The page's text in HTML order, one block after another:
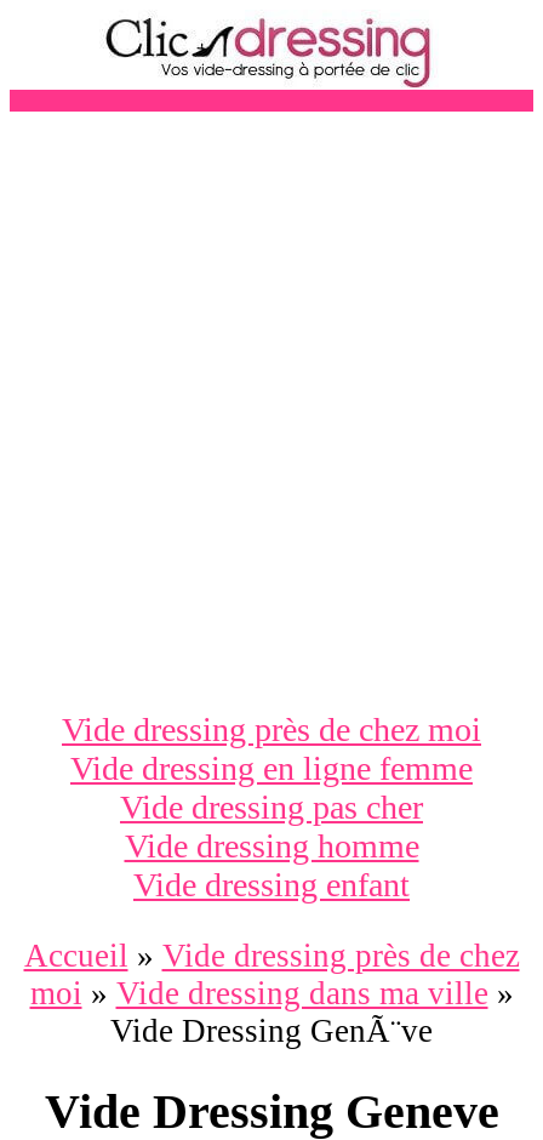
Vide dressing près de chez moi
Vide dressing en ligne femme
Vide dressing pas cher
Vide dressing homme
Vide dressing enfant
Accueil » Vide dressing près de chez
moi » Vide dressing dans ma ville »
Vide Dressing GenÃ¨ve
Vide Dressing Geneve